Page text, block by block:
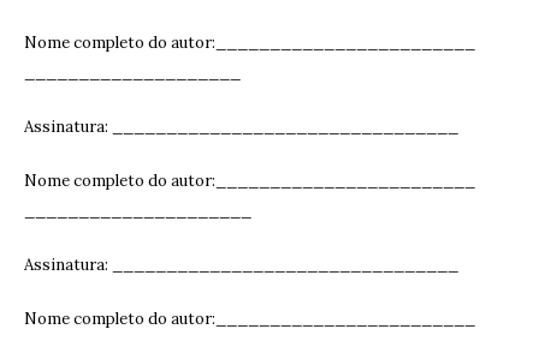
Nome completo do autor:________________________
Assinatura: ______________________________
Nome completo do autor:________________________
Assinatura: ______________________________
Nome completo do autor:________________________